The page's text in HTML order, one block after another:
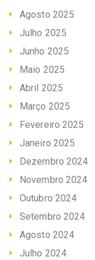
Agosto 2025
Julho 2025
Junho 2025
Maio 2025
Abril 2025
Março 2025
Fevereiro 2025
Janeiro 2025
Dezembro 2024
Novembro 2024
Outubro 2024
Setembro 2024
Agosto 2024
Julho 2024